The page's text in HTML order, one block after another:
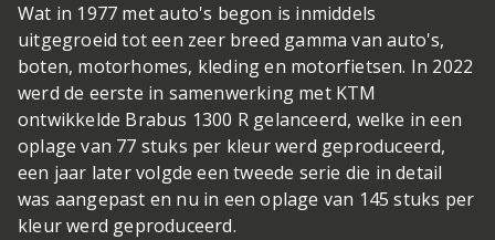
Wat in 1977 met auto's begon is inmiddels
uitgegroeid tot een zeer breed gamma van auto's,
boten, motorhomes, kleding en motorfietsen. In 2022
werd de eerste in samenwerking met KTM
ontwikkelde Brabus 1300 R gelanceerd, welke in een
oplage van 77 stuks per kleur werd geproduceerd,
een jaar later volgde een tweede serie die in detail
was aangepast en nu in een oplage van 145 stuks per
kleur werd geproduceerd.